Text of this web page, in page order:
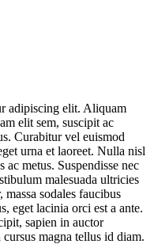
adipiscing elit. Aliquam
elit sem, suscipit ac
Curabitur vel euismod
urna et laoreet. Nulla nisl
metus. Suspendisse nec
malesuada ultricies
sodales faucibus
eget lacinia orci est a ante.
sapien in auctor
magna tellus id diam.